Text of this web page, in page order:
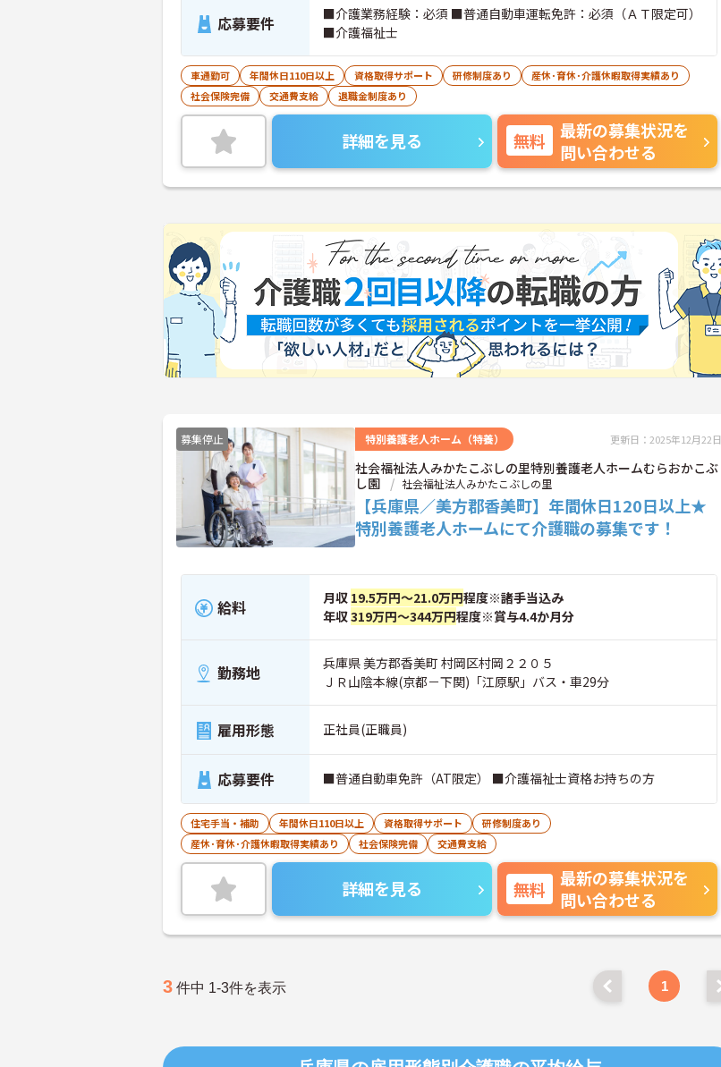
応募要件
■介護業務経験：必須 ■普通自動車運転免許：必須（ＡＴ限定可）
■介護福祉士
車通勤可 年間休日110日以上 資格取得サポート 研修制度あり
産休･育休･介護休暇取得実績あり
社会保険完備
交通費支給 退職金制度あり
詳細を見る 無料
最新の募集状況を
問い合わせる
募集停止 特別養護老人ホーム（特養） 更新日：2025年12月22日
社会福祉法人みかたこぶしの里特別養護老人ホームむらおかこぶ
し園
社会福祉法人みかたこぶしの里
【兵庫県／美方郡香美町】年間休日120日以上★
特別養護老人ホームにて介護職の募集です！
給料 月収 19.5万円～21.0万円程度※諸手当込み
年収319万円～344万円程度※賞与4.4か月分
勤務地
兵庫県 美方郡香美町 村岡区村岡２２０５
ＪＲ山陰本線(京都－下関)「江原駅」バス・車29分
雇用形態 正社員(正職員)
応募要件 ■普通自動車免許（AT限定） ■介護福祉士資格お持ちの方
住宅手当・補助 年間休日110日以上 資格取得サポート
研修制度あり
産休･育休･介護休暇取得実績あり
社会保険完備 交通費支給
詳細を見る 無料
最新の募集状況を
問い合わせる
3 件中 1-3件を表示 1